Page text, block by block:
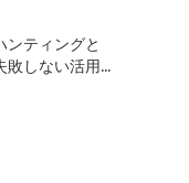
ンティングと
しない活用方